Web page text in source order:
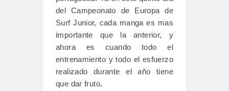
del Campeonato de Europa de
Surf Junior, cada manga es mas
importante que la anterior, y
ahora es cuando todo el
entrenamiento y todo el esfuerzo
realizado durante el año tiene
que dar fruto.